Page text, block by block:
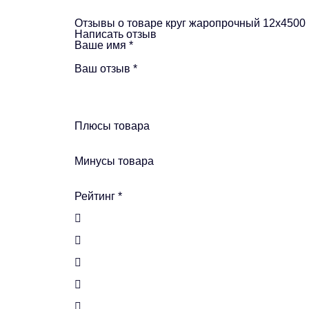
Отзывы о товаре круг жаропрочный
Написать отзыв
Ваше имя *
Ваш отзыв *
Плюсы товара
Минусы товара
Рейтинг *